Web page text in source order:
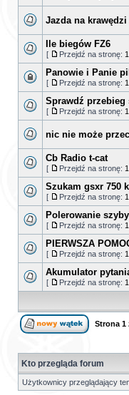
Jazda na krawędzi
Ile biegów FZ6
[ Przejdź na stronę: 1
Panowie i Panie
[ Przejdź na stronę: 1
Sprawdź
[ Przejdź na stronę: 1
nic nie może
Cb Radio t-cat
[ Przejdź na stronę: 1
Szukam gsxr 750
[ Przejdź na stronę: 1
Polerowanie szyby
[ Przejdź na stronę: 1
PIERWSZA
[ Przejdź na stronę: 1
Akumulator
[ Przejdź na stronę: 1
Strona 1
Kto przegląda forum
Użytkownicy przeglądający